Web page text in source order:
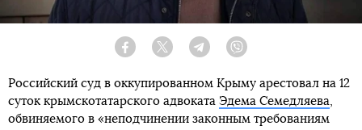
Facebook Twitter Telegram
Российский суд в оккупированном Крыму арестовал на 12
суток крымскотатарского адвоката Эдема Семедляева,
обвиняемого в «неподчинении законным требованиям